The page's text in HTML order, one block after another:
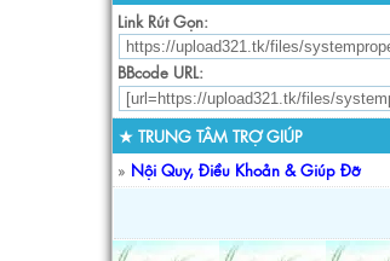
Link Rút Gọn:
BBcode URL:
★ TRUNG TÂM TRỢ GIÚP
» Nội Quy, Điều Khoản & Giúp Đỡ